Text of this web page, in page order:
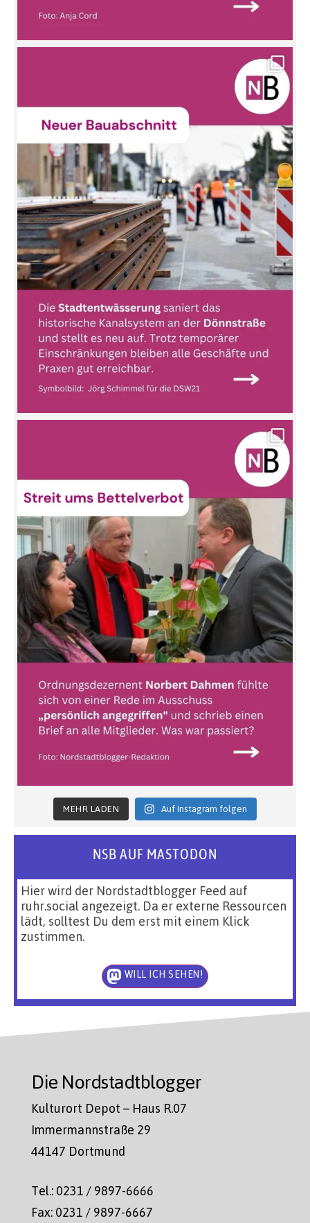
MEHR LADEN Auf Instagram folgen
NSB AUF MASTODON
Hier wird der Nordstadtblogger Feed auf
ruhr.social angezeigt. Da er externe Ressourcen
lädt, solltest Du dem erst mit einem Klick
zustimmen.
WILL ICH SEHEN!
Die Nordstadtblogger
Kulturort Depot – Haus R.07
Immermannstraße 29
44147 Dortmund
Tel.: 0231 / 9897-6666
Fax: 0231 / 9897-6667